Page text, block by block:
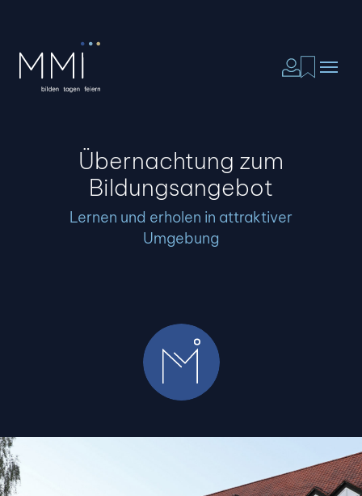
Übernachtung zum
Bildungsangebot
Lernen und erholen in attraktiver
Umgebung